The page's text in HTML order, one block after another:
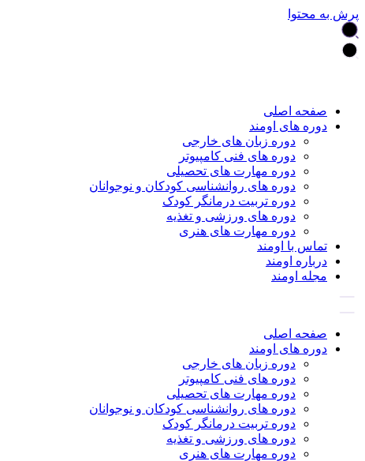
پرش به محتوا
صفحه اصلی
دوره های اومند
دوره زبان های خارجی
دوره های فنی کامپیوتر
دوره مهارت های تحصیلی
دوره های روانشناسی کودکان و نوجوانان
دوره تربیت درمانگر کودک
دوره های ورزشی و تغذیه
دوره مهارت های هنری
تماس با اومند
درباره اومند
مجله اومند
صفحه اصلی
دوره های اومند
دوره زبان های خارجی
دوره های فنی کامپیوتر
دوره مهارت های تحصیلی
دوره های روانشناسی کودکان و نوجوانان
دوره تربیت درمانگر کودک
دوره های ورزشی و تغذیه
دوره مهارت های هنری